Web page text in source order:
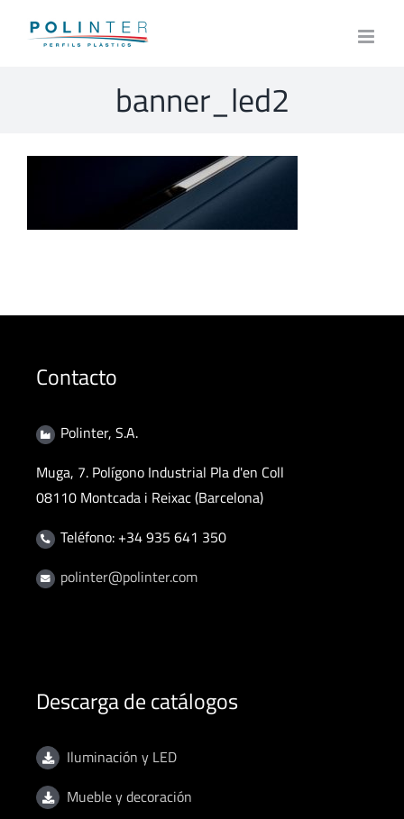
banner_led2
Contacto
Polinter, S.A.
Muga, 7. Polígono Industrial Pla d'en Coll
08110 Montcada i Reixac (Barcelona)
Teléfono: +34 935 641 350
polinter@polinter.com
Descarga de catálogos
Iluminación y LED
Mueble y decoración